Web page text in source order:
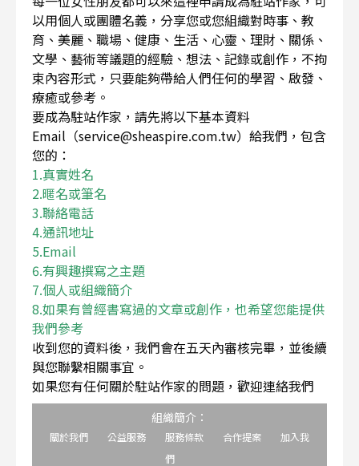
以用個人或團體名義，分享您或您組織對時事、教
育、美麗、職場、健康、生活、心靈、理財、關係、
文學、藝術等議題的經驗、想法、記錄或創作，不拘
束內容形式，只要能夠帶給人們任何的學習、啟發、
療癒或參考。
要成為駐站作家，請先將以下基本資料
Email（service@sheaspire.com.tw）給我們，包含
您的：
1.真實姓名
2.暱名或筆名
3.聯絡電話
4.通訊地址
5.Email
6.有興趣撰寫之主題
7.個人或組織簡介
8.如果有曾經書寫過的文章或創作，也希望您能提供
我們參考
收到您的資料後，我們會在五天內審核完畢，並後續
與您聯繫相關事宜。
如果您有任何關於駐站作家的問題，歡迎連絡我們
組織簡介：
關於我們 公益服務 服務條款 合作提案
加入我
們